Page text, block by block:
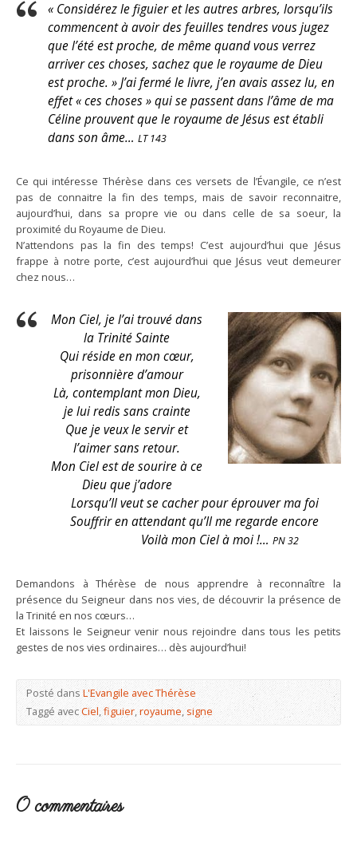
« Considérez le figuier et les autres arbres, lorsqu’ils
commencent à avoir des feuilles tendres vous jugez
que l’été est proche, de même quand vous verrez
arriver ces choses, sachez que le royaume de Dieu
est proche. » J’ai fermé le livre, j’en avais assez lu, en
effet « ces choses » qui se passent dans l’âme de ma
Céline prouvent que le royaume de Jésus est établi
dans son âme… LT 143
Ce qui intéresse Thérèse dans ces versets de l’Évangile, ce n’est
pas de connaitre la fin des temps, mais de savoir reconnaitre,
aujourd’hui, dans sa propre vie ou dans celle de sa soeur, la
proximité du Royaume de Dieu.
N’attendons pas la fin des temps! C’est aujourd’hui que Jésus
frappe à notre porte, c’est aujourd’hui que Jésus veut demeurer
chez nous…
Mon Ciel, je l’ai trouvé dans
la Trinité Sainte
Qui réside en mon cœur,
prisonnière d’amour
Là, contemplant mon Dieu,
je lui redis sans crainte
Que je veux le servir et
l’aimer sans retour.
Mon Ciel est de sourire à ce
Dieu que j’adore
Lorsqu’Il veut se cacher pour éprouver ma foi
Souffrir en attendant qu’Il me regarde encore
Voilà mon Ciel à moi !… PN 32
Demandons à Thérèse de nous apprendre à reconnaître la
présence du Seigneur dans nos vies, de découvrir la présence de
la Trinité en nos cœurs…
Et laissons le Seigneur venir nous rejoindre dans tous les petits
gestes de nos vies ordinaires… dès aujourd’hui!
Posté dansL'Evangile avec Thérèse
Taggé avecCiel,figuier,royaume,signe
0 commentaires